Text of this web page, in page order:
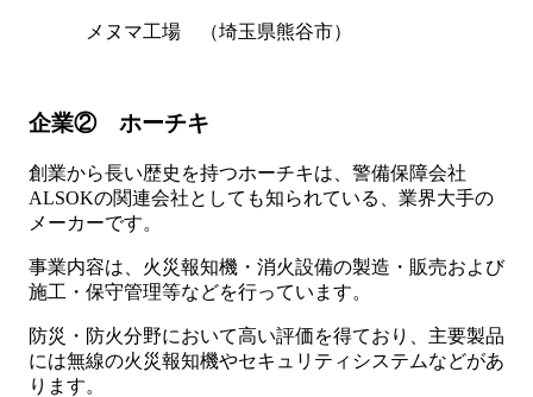
メヌマ工場 （埼玉県熊谷市）
企業② ホーチキ
創業から長い歴史を持つホーチキは、警備保障会社
ALSOKの関連会社としても知られている、業界大手の
メーカーです。
事業内容は、火災報知機・消火設備の製造・販売および
施工・保守管理等などを行っています。
防災・防火分野において高い評価を得ており、主要製品
には無線の火災報知機やセキュリティシステムなどがあ
ります。